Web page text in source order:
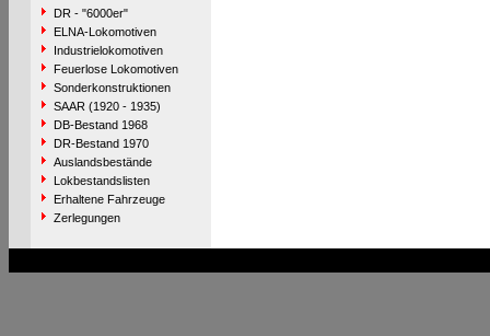
DR - "6000er"
ELNA-Lokomotiven
Industrielokomotiven
Feuerlose Lokomotiven
Sonderkonstruktionen
SAAR (1920 - 1935)
DB-Bestand 1968
DR-Bestand 1970
Auslandsbestände
Lokbestandslisten
Erhaltene Fahrzeuge
Zerlegungen